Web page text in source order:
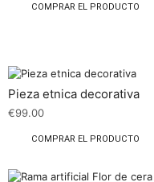
COMPRAR EL PRODUCTO
Pieza etnica decorativa
€99.00
COMPRAR EL PRODUCTO